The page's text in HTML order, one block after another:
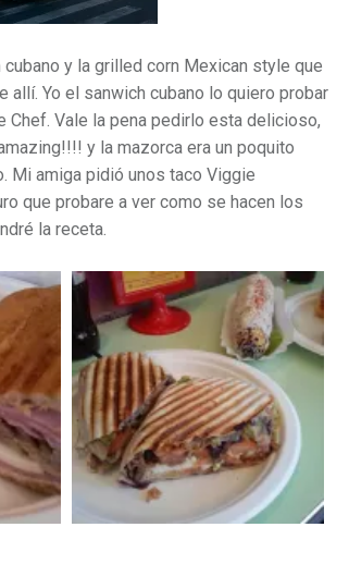
y la grilled corn Mexican style que
allí. Yo el sanwich cubano lo quiero probar
Chef. Vale la pena pedirlo esta delicioso,
y la mazorca era un poquito
Mi amiga pidió unos taco Viggie
que probare a ver como se hacen los
la receta.